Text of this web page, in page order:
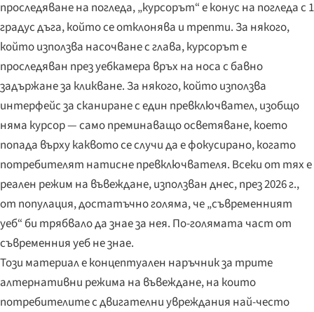
проследяване на погледа, „курсорът“ е конус на погледа с 1
градус дъга, който се отклонява и трепти. За някого,
който използва насочване с глава, курсорът е
проследяван през уебкамера връх на носа с бавно
задържане за кликване. За някого, който използва
интерфейс за сканиране с един превключвател, изобщо
няма курсор — само преминаващо осветяване, което
попада върху каквото се случи да е фокусирано, когато
потребителят натисне превключвателя. Всеки от тях е
реален режим на въвеждане, използван днес, през 2026 г.,
от популация, достатъчно голяма, че „съвременният
уеб“ би трябвало да знае за нея. По-голямата част от
съвременния уеб не знае.
Този материал е концептуален наръчник за трите
алтернативни режима на въвеждане, на които
потребителите с двигателни увреждания най-често